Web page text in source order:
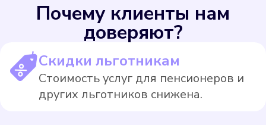
Почему клиенты нам
доверяют?
Скидки льготникам
Стоимость услуг для пенсионеров и
других льготников снижена.